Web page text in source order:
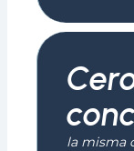
la misma